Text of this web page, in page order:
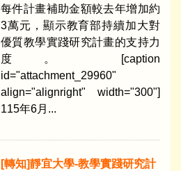
每件計畫補助金額較去年增加約
3萬元，顯示教育部持續加大對
優質教學實踐研究計畫的支持力
度。 [caption
id="attachment_29960"
align="alignright" width="300"]
115年6月...
​[轉知]靜宜大學-教學實踐研究計